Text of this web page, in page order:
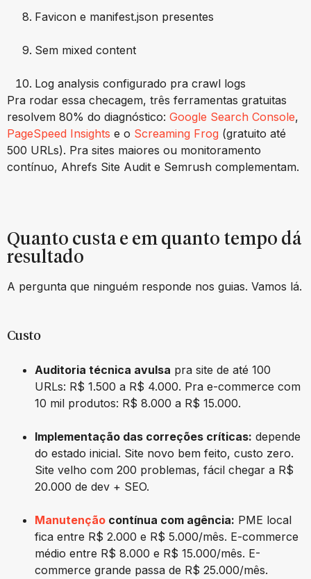
Favicon e manifest.json presentes
Sem mixed content
Log analysis configurado pra crawl logs
Pra rodar essa checagem, três ferramentas gratuitas
resolvem 80% do diagnóstico: Google Search Console,
PageSpeed Insights e o Screaming Frog (gratuito até
500 URLs). Pra sites maiores ou monitoramento
contínuo, Ahrefs Site Audit e Semrush complementam.
Quanto custa e em quanto tempo dá
resultado
A pergunta que ninguém responde nos guias. Vamos lá.
Custo
Auditoria técnica avulsa pra site de até 100
URLs: R$ 1.500 a R$ 4.000. Pra e-commerce com
10 mil produtos: R$ 8.000 a R$ 15.000.
Implementação das correções críticas: depende
do estado inicial. Site novo bem feito, custo zero.
Site velho com 200 problemas, fácil chegar a R$
20.000 de dev + SEO.
Manutenção contínua com agência: PME local
fica entre R$ 2.000 e R$ 5.000/mês. E-commerce
médio entre R$ 8.000 e R$ 15.000/mês. E-
commerce grande passa de R$ 25.000/mês.